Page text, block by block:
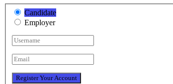
Candidate
Employer